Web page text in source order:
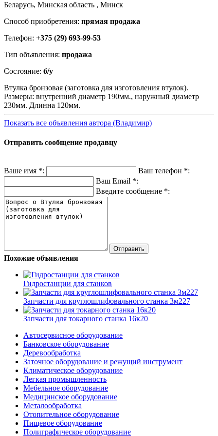
Беларусь, Минская область , Минск
Способ приобретения: прямая продажа
Телефон: +375 (29) 693-99-53
Тип объявления: продажа
Состояние: б/у
Втулка бронзовая (заготовка для изготовления втулок).
Размеры: внутренний диаметр 190мм., наружный диаметр
230мм. Длинна 120мм.
Показать все объявления автора (Владимир)
Отправить сообщение продавцу
Ваше имя *: Ваш телефон *:
Ваш Email *:
Введите сообщение *:
Похожие объявления
Гидростанции для станков
Запчасти для круглошлифовального станка 3м227
Запчасти для токарного станка 16к20
Автосервисное оборудование
Банковское оборудование
Деревообработка
Заточное оборудование и режущий инструмент
Климатическое оборудование
Легкая промышленность
Мебельное оборудование
Медицинское оборудование
Металообработка
Отопительное оборудование
Пищевое оборудование
Полиграфическое оборудование